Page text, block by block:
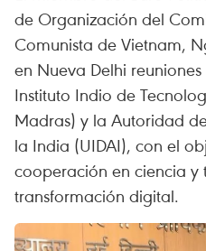
de Organización del
Comunista de Vietnam,
en Nueva Delhi
Instituto Indio de
Madras) y la Autoridad
la India (UIDAI), con el
cooperación en ciencia
transformación digital.